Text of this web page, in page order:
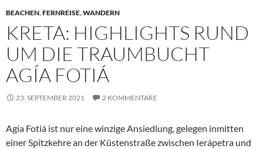
BEACHEN,FERNREISE,WANDERN
KRETA: HIGHLIGHTS RUND
UM DIE TRAUMBUCHT
AGÍA FOTIÁ
23. SEPTEMBER 2021 2 KOMMENTARE
Agía Fotiá ist nur eine winzige Ansiedlung, gelegen inmitten
einer Spitzkehre an der Küstenstraße zwischen Ierápetra und